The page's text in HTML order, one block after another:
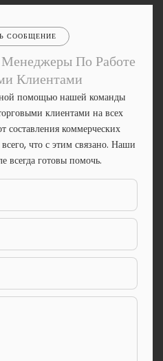
СООБЩЕНИЕ
Менеджеры По Работе
Клиентами
помощью нашей команды
клиентами на всех
составления коммерческих
что с этим связано. Наши
всегда готовы помочь.